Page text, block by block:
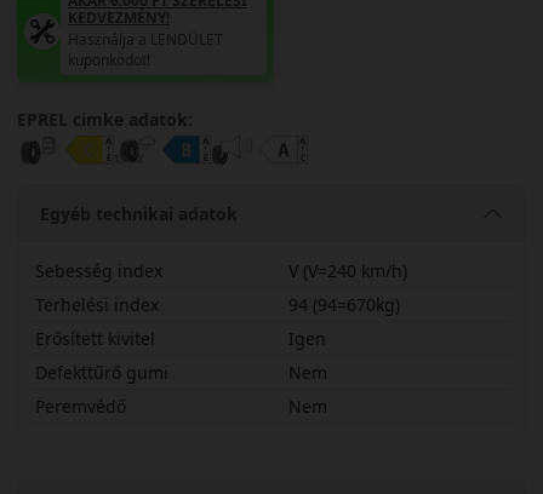
KEDVEZMÉNY!
Használja a LENDÜLET
kuponkódot!
EPREL cimke adatok:
Egyéb technikai adatok
Sebesség index
V (V=240 km/h)
Terhelési index
94 (94=670kg)
Erősített kivitel
Igen
Defekttűrő gumi
Nem
Peremvédő
Nem